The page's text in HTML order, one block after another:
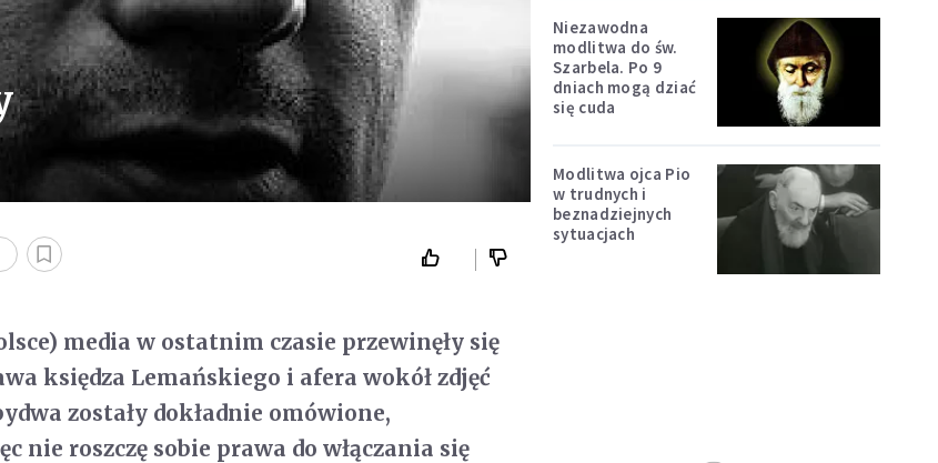
media w ostatnim czasie przewinęły się
księdza Lemańskiego i afera wokół zdjęć
zostały dokładnie omówione,
nie roszczę sobie prawa do włączania się
Niezawodna
modlitwa do św.
Szarbela. Po 9
dniach mogą dziać
się cuda
Modlitwa ojca Pio
w trudnych i
beznadziejnych
sytuacjach